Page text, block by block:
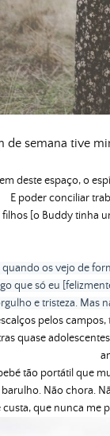
de semana tive
deste espaço, o
E poder conciliar
filhos [o Buddy tinha
quando os vejo de
que só eu
e tristeza. Mas
pelos
quase
tão portátil que
Não chora.
que nunca me